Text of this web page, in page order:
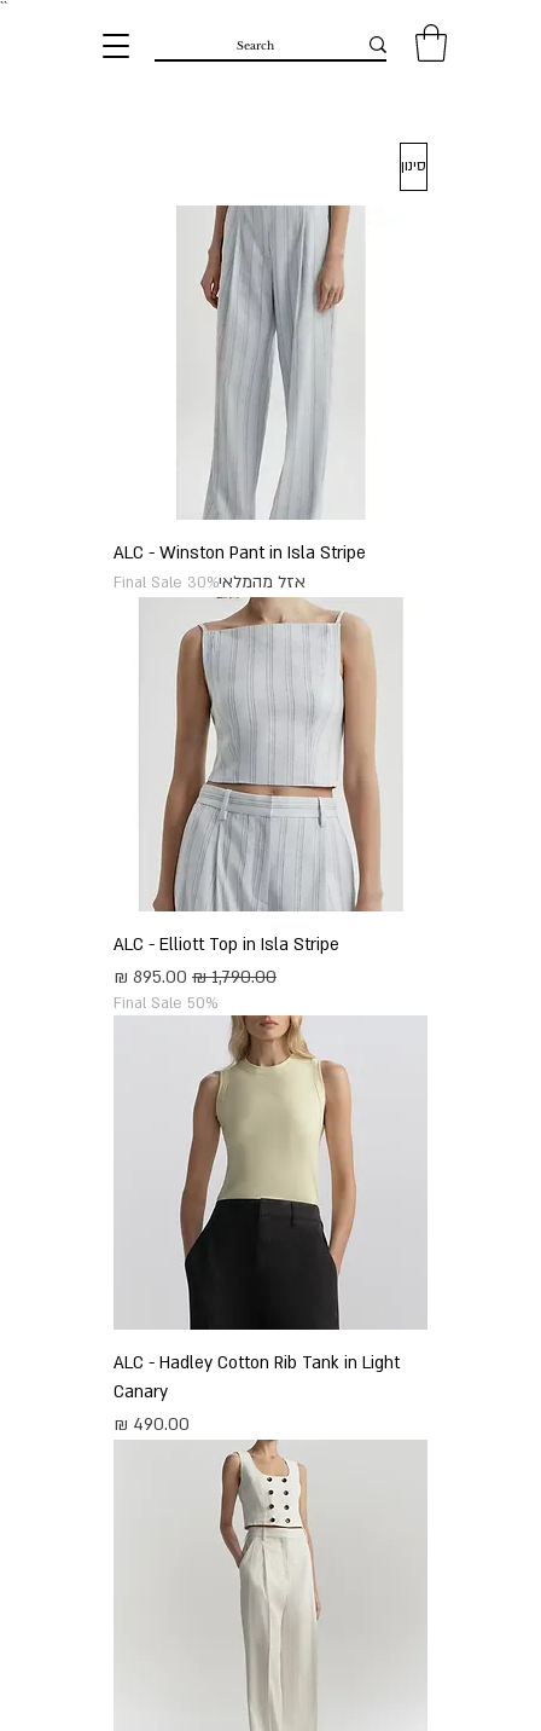
``​
סינון
ALC - Winston Pant in Isla Stripe
אזל מהמלאיFinal Sale 30%
ALC - Elliott Top in Isla Stripe
מחיר רגיל
מחיר מבצע
Final Sale 50%
ALC - Hadley Cotton Rib Tank in Light
Canary
מחיר